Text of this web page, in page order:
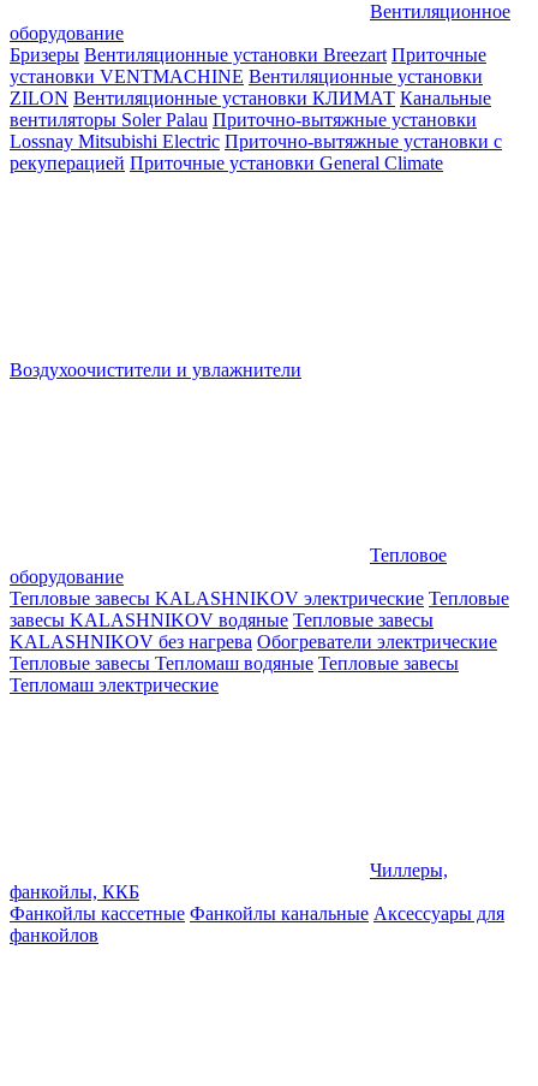
Вентиляционное
оборудование
Бризеры Вентиляционные установки Breezart Приточные
установки VENTMACHINE Вентиляционные установки
ZILON Вентиляционные установки КЛИМАТ Канальные
вентиляторы Soler Palau Приточно-вытяжные установки
Lossnay Mitsubishi Electric Приточно-вытяжные установки с
рекуперацией Приточные установки General Climate
Воздухоочистители и увлажнители
Тепловое
оборудование
Тепловые завесы KALASHNIKOV электрические Тепловые
завесы KALASHNIKOV водяные Тепловые завесы
KALASHNIKOV без нагрева Обогреватели электрические
Тепловые завесы Тепломаш водяные Тепловые завесы
Тепломаш электрические
Чиллеры,
фанкойлы, ККБ
Фанкойлы кассетные Фанкойлы канальные Аксессуары для
фанкойлов